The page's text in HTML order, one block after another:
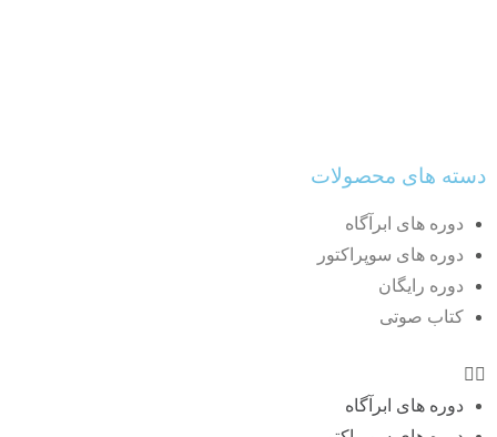
دسته های محصولات
دوره های ابرآگاه
دوره های سوپراکتور
دوره رایگان
کتاب صوتی
دوره های ابرآگاه